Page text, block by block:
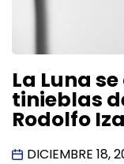
La Luna
tinieblas
Rodolfo
DICIEMBRE 18,